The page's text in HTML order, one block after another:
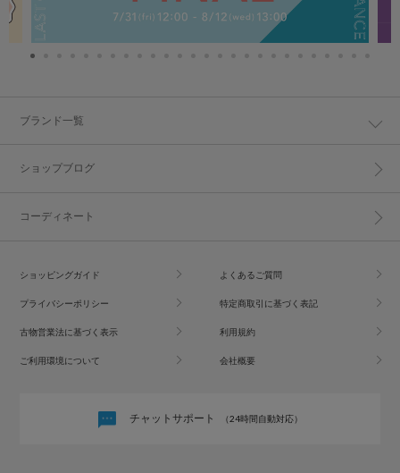
ブランド一覧
ショップブログ
コーディネート
ショッピングガイド よくあるご質問
プライバシーポリシー 特定商取引に基づく表記
古物営業法に基づく表示 利用規約
ご利用環境について 会社概要
チャットサポート （24時間自動対応）